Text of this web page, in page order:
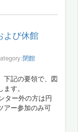
よび休館
閉館
下記の要領で、図
す。
ー外の方は円
アー参加のみ可